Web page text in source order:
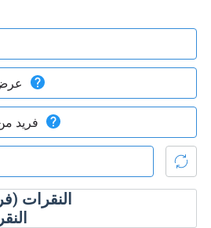
النقرات
فريد